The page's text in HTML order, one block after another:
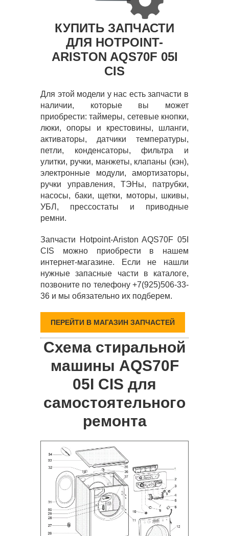
КУПИТЬ ЗАПЧАСТИ
ДЛЯ HOTPOINT-
ARISTON AQS70F 05I
CIS
Для этой модели у нас есть запчасти в
наличии, которые вы может
приобрести: таймеры, сетевые кнопки,
люки, опоры и крестовины, шланги,
активаторы, датчики температуры,
петли, конденсаторы, фильтра и
улитки, ручки, манжеты, клапаны (кэн),
электронные модули, амортизаторы,
ручки управления, ТЭНы, патрубки,
насосы, баки, щетки, моторы, шкивы,
УБЛ, прессостаты и приводные
ремни.
Запчасти Hotpoint-Ariston AQS70F 05I
CIS можно приобрести в нашем
интернет-магазине. Если не нашли
нужные запасные части в каталоге,
позвоните по телефону +7(925)506-33-
36 и мы обязательно их подберем.
ПЕРЕЙТИ В МАГАЗИН ЗАПЧАСТЕЙ
Схема стиральной
машины AQS70F
05I CIS для
самостоятельного
ремонта